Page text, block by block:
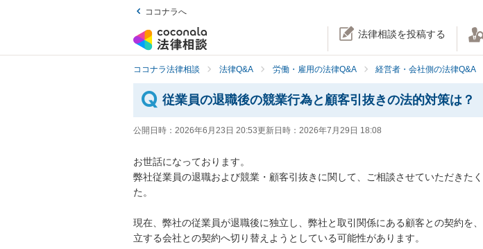
ココナラへ
法律相談を投稿する
ココナラ法律相談 法律Q&A 労働・雇用の法律Q&A 経営者・会社側の法律Q&A
従業員の退職後の競業行為と顧客引抜きの法的対策は？
公開日時： 2026年6月23日 20:53更新日時： 2026年7月29日 18:08
お世話になっております。
弊社従業員の退職および競業・顧客引抜きに関して、ご相談させていただきた
た。
現在、弊社の従業員が退職後に独立し、弊社と取引関係にある顧客との契約を
立する会社との契約へ切り替えようとしている可能性があります。